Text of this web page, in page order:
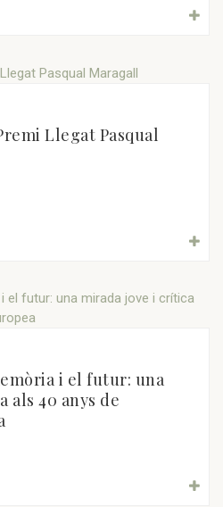
Llegat Pasqual
i el futur: una
als 40 anys de